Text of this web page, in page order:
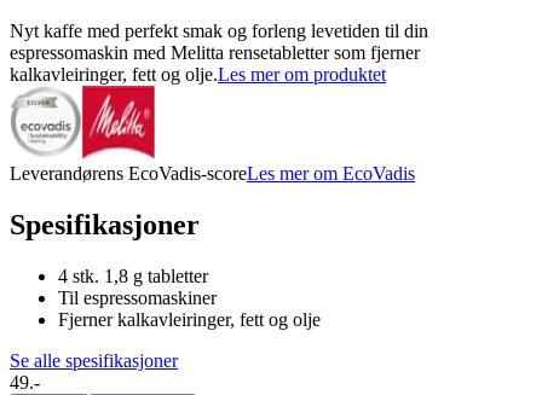
Nyt kaffe med perfekt smak og forleng levetiden til din
espressomaskin med Melitta rensetabletter som fjerner
kalkavleiringer, fett og olje.Les mer om produktet
Leverandørens EcoVadis-scoreLes mer om EcoVadis
Spesifikasjoner
4 stk. 1,8 g tabletter
Til espressomaskiner
Fjerner kalkavleiringer, fett og olje
Se alle spesifikasjoner
49.-